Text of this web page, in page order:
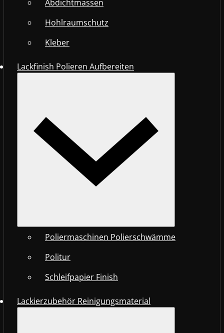
Abdichtmassen
Hohlraumschutz
Kleber
Lackfinish Polieren Aufbereiten
Poliermaschinen Polierschwämme
Politur
Schleifpapier Finish
Lackierzubehör Reinigungsmaterial